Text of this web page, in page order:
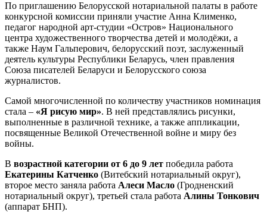
По приглашению Белорусской нотариальной палаты в работе
конкурсной комиссии приняли участие Анна Клименко,
педагог народной арт-студии «Остров» Национального
центра художественного творчества детей и молодёжи, а
также Наум Гальперович, белорусский поэт, заслуженный
деятель культуры Республики Беларусь, член правления
Союза писателей Беларуси и Белорусского союза
журналистов.
Самой многочисленной по количеству участников номинация
стала – «Я рисую мир». В ней представлялись рисунки,
выполненные в различной технике, а также аппликации,
посвященные Великой Отечественной войне и миру без
войны.
В возрастной категории от 6 до 9 лет победила работа
Екатерины Катченко (Витебский нотариальный округ),
второе место заняла работа Алеси Масло (Гродненский
нотариальный округ), третьей стала работа Алины Тонкович
(аппарат БНП).